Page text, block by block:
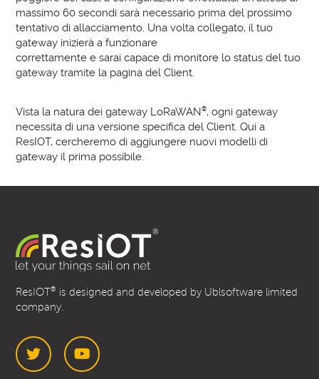
massimo 60 secondi sarà necessario prima del prossimo
tentativo di allacciamento. Una volta collegato, il tuo
gateway inizierà a funzionare
correttamente e sarai capace di monitore lo status del tuo
gateway tramite la pagina del Client.
Vista la natura dei gateway LoRaWAN®, ogni gateway
necessita di una versione specifica del Client. Qui a
ResIOT, cercheremo di aggiungere nuovi modelli di
gateway il prima possibile.
ResIOT® is designed and developed by Ublsoftware limited
company.